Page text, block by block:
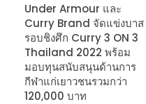
Under Armour และ
Curry Brand จัดแข่งบาส
รอบชิงศึก Curry 3 ON 3
Thailand 2022 พร้อม
มอบทุนสนับสนุนด้านการ
กีฬาแก่เยาวชนรวมกว่า
120,000 บาท